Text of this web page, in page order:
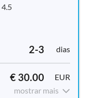
4.5
2-3 dias
€ 30.00
EUR
mostrar mais